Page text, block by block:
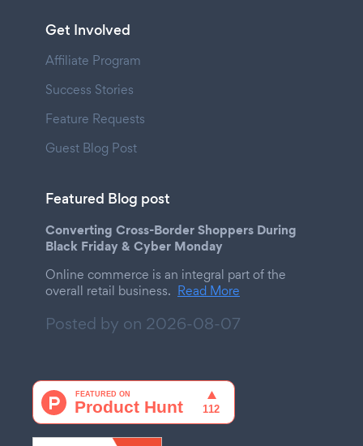
Get Involved
Affiliate Program
Success Stories
Feature Requests
Guest Blog Post
Featured Blog post
Converting Cross-Border Shoppers During
Black Friday & Cyber Monday
Online commerce is an integral part of the
overall retail business. Read More
Posted by on 2026-08-07